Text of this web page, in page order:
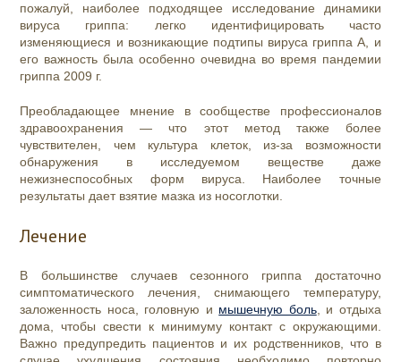
пожалуй, наиболее подходящее исследование динамики
вируса гриппа: легко идентифицировать часто
изменяющиеся и возникающие подтипы вируса гриппа А, и
его важность была особенно очевидна во время пандемии
гриппа 2009 г.
Преобладающее мнение в сообществе профессионалов
здравоохранения — что этот метод также более
чувствителен, чем культура клеток, из-за возможности
обнаружения в исследуемом веществе даже
нежизнеспособных форм вируса. Наиболее точные
результаты дает взятие мазка из носоглотки.
Лечение
В большинстве случаев сезонного гриппа достаточно
симптоматического лечения, снимающего температуру,
заложенность носа, головную и мышечную боль, и отдыха
дома, чтобы свести к минимуму контакт с окружающими.
Важно предупредить пациентов и их родственников, что в